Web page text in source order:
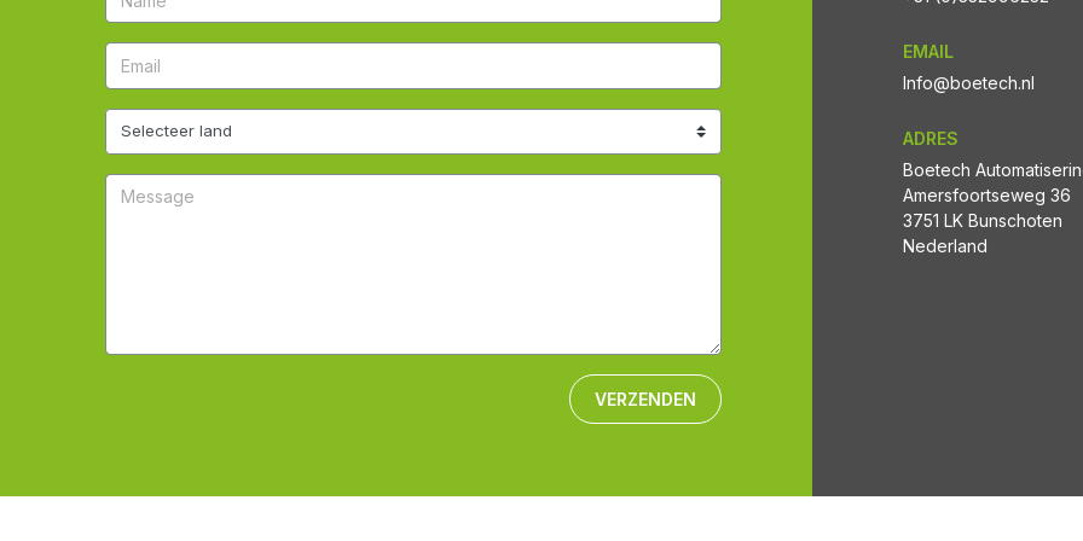
VERZENDEN
EMAIL
Info@boetech.nl
ADRES
Boetech
Amersfoortseweg 36
3751 LK Bunschoten
Nederland